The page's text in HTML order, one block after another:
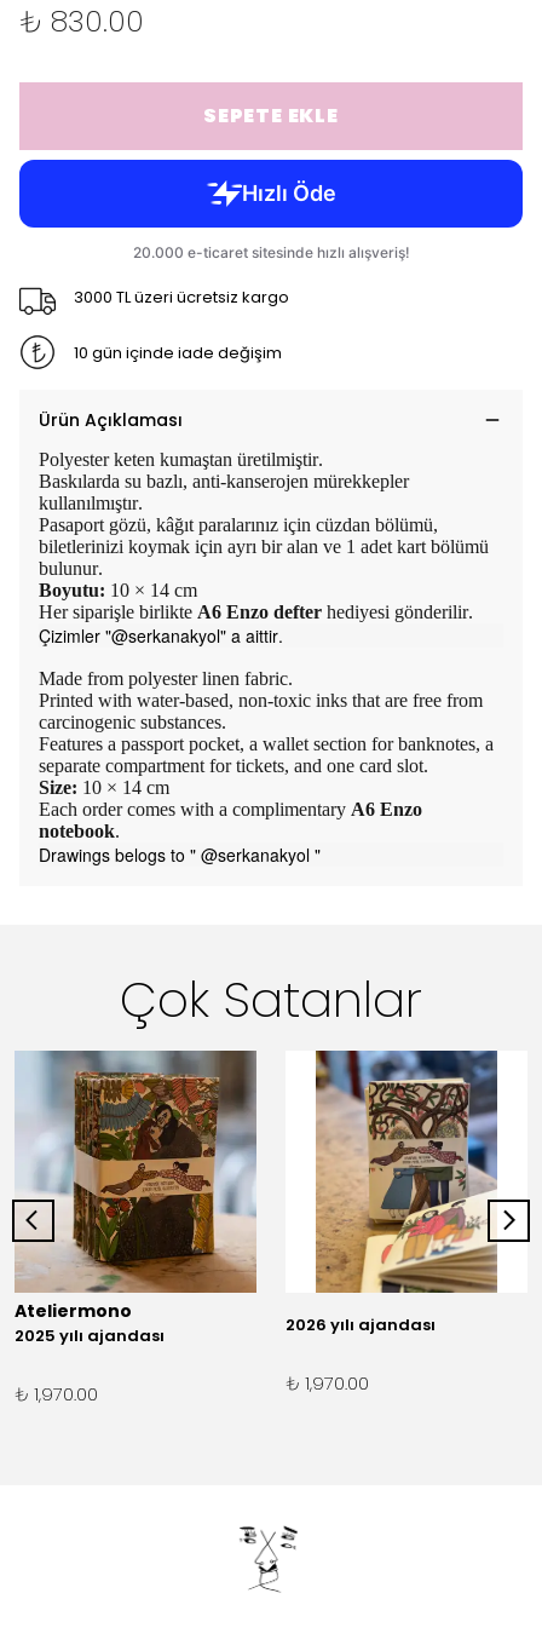
₺ 830.00
SEPETE EKLE
3000 TL üzeri ücretsiz kargo
10 gün içinde iade değişim
Ürün Açıklaması
Polyester keten kumaştan üretilmiştir.
Baskılarda su bazlı, anti-kanserojen mürekkepler
kullanılmıştır.
Pasaport gözü, kâğıt paralarınız için cüzdan bölümü,
biletlerinizi koymak için ayrı bir alan ve 1 adet kart bölümü
bulunur.
Boyutu: 10 × 14 cm
Her siparişle birlikte A6 Enzo defter hediyesi gönderilir.
Çizimler "@serkanakyol" a aittir.
Made from polyester linen fabric.
Printed with water-based, non-toxic inks that are free from
carcinogenic substances.
Features a passport pocket, a wallet section for banknotes, a
separate compartment for tickets, and one card slot.
Size: 10 × 14 cm
Each order comes with a complimentary A6 Enzo
notebook.
Drawings belogs to " @serkanakyol "
Çok Satanlar
Ateliermono
2025 yılı ajandası
₺ 1,970.00
2026 yılı ajandası
₺ 1,970.00